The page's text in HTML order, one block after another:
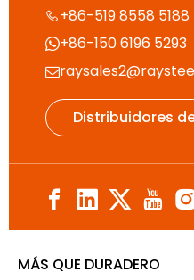
+86-519 8558 5188
+86-150 6196 5293

Distribuidores
MÁS QUE DURADERO